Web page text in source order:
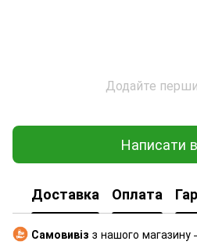
Додайте
Написати
Доставка Оплата
Самовивіз з нашого